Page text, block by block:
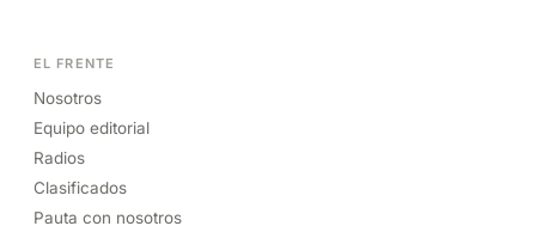
EL FRENTE
Nosotros
Equipo editorial
Radios
Clasificados
Pauta con nosotros